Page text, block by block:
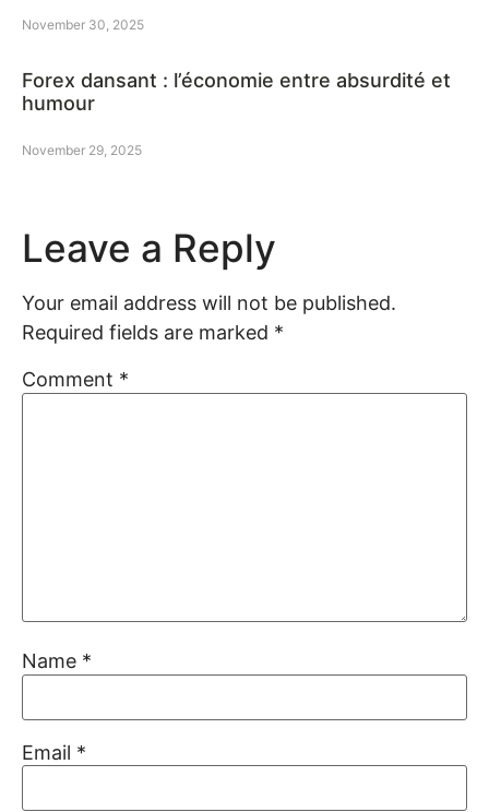
November 30, 2025
Forex dansant : l’économie entre absurdité et
humour
November 29, 2025
Leave a Reply
Your email address will not be published.
Required fields are marked *
Comment *
Name *
Email *